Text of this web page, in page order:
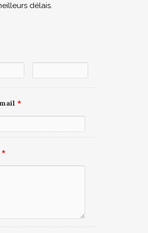
délais.
*
*